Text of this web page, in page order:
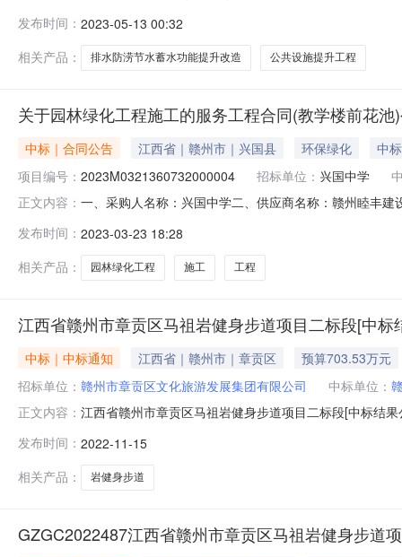
峰街道小区公共设施提升工程新干县城市排水防涝节水
施提升工程新干县城
发布时间： 2023-05-13 00:32
相关产品：
排水防涝节水蓄水功能提升改造 公共设施提升工程
关于园林绿化工程施工的服务工程合同(教学楼前花池
中标｜合同公告 江西省｜赣州市｜兴国县 环保绿化
中
项目编号： 2023M0321360732000004 招标单位： 兴国中学
正文内容： 一、采购人名称：兴国中学二、供应商名称：赣州睦丰
项：/八、联系方式1、采购人名称：兴国中学联系人：
发布时间： 2023-03-23 18:28
相关产品：
园林绿化工程 施工 工程
江西省赣州市章贡区马祖岩健身步道项目二标段[中标
中标｜中标通知 江西省｜赣州市｜章贡区
预算703.53万元
招标单位： 赣州市章贡区文化旅游发展集团有限公司 中标单位：
正文内容： 江西省赣州市章贡区马祖岩健身步道项目二标段[中标结
清单及施工图纸所对应的相关专业工作内容。招标控制
用工程·市政公用工程三级工
发布时间： 2022-11-15
相关产品：
岩健身步道
GZGC2022487江西省赣州市章贡区马祖岩健身步道